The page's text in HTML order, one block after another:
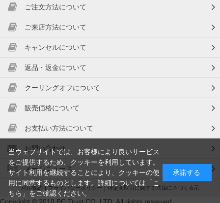
ご注文方法について
ご来店方法について
キャンセルについて
返品・返金について
クーリングオフについて
販売価格について
お支払い方法について
お問い合わせ
メールニュース
利用規約 プライバシーポリシー 特定商取引に関する法律に基づく表示
当ウェブサイトでは、お客様により良いサービス
をご提供するため、クッキーを利用しています。
サイト利用を継続することにより、クッキーの使
用に同意するものとします。詳細については「 こ
ちら 」をご確認ください。
承諾する